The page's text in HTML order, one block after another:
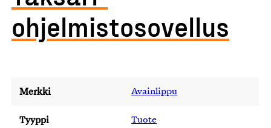
ohjelmistosovellus
Merkki Avainlippu
Tyyppi Tuote